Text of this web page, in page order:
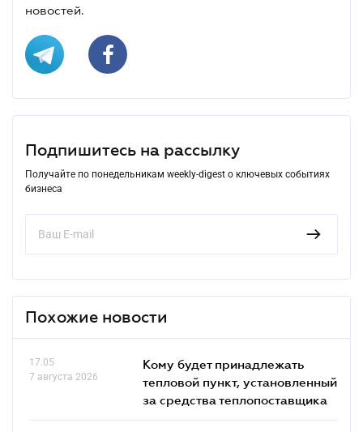
новостей.
Подпишитесь на рассылку
Получайте по понедельникам weekly-digest о ключевых событиях
бизнеса
Похожие новости
17.05
7 августа 2026
Кому будет принадлежать
тепловой пункт, установленный
за средства теплопоставщика